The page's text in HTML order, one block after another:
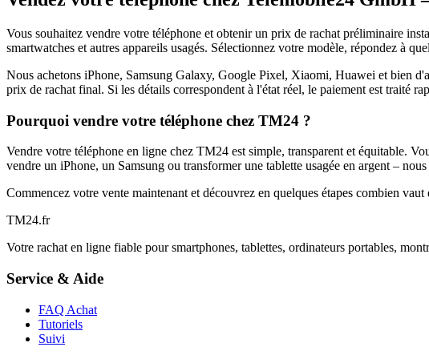
Vous souhaitez vendre votre téléphone et obtenir un prix de rachat préliminaire
smartwatches et autres appareils usagés. Sélectionnez votre modèle, répondez à
Nous achetons iPhone, Samsung Galaxy, Google Pixel, Xiaomi, Huawei et bien
prix de rachat final. Si les détails correspondent à l'état réel, le paiement est traité
Pourquoi vendre votre téléphone chez TM24 ?
Vendre votre téléphone en ligne chez TM24 est simple, transparent et équitable.
vendre un iPhone, un Samsung ou transformer une tablette usagée en argent –
Commencez votre vente maintenant et découvrez en quelques étapes combien vaut
TM24.fr
Votre rachat en ligne fiable pour smartphones, tablettes, ordinateurs portables,
Service & Aide
FAQ Achat
Tutoriels
Suivi